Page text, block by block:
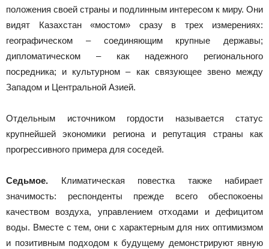
положения своей страны и подлинным интересом к миру. Они
видят Казахстан «мостом» сразу в трех измерениях:
географическом – соединяющим крупные державы;
дипломатическом – как надежного регионального
посредника; и культурном – как связующее звено между
Западом и Центральной Азией.
Отдельным источником гордости называется статус
крупнейшей экономики региона и репутация страны как
прогрессивного примера для соседей.
Седьмое. Климатическая повестка также набирает
значимость: респонденты прежде всего обеспокоены
качеством воздуха, управлением отходами и дефицитом
воды. Вместе с тем, они с характерным для них оптимизмом
и позитивным подходом к будущему демонстрируют явную